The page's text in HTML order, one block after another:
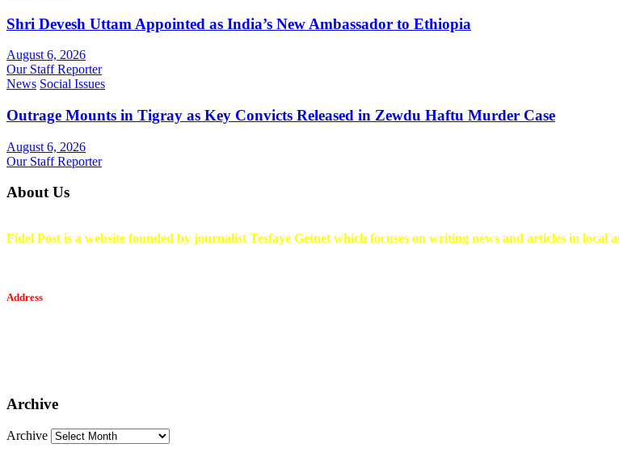
Shri Devesh Uttam Appointed as India’s New Ambassador to Ethiopia
August 6, 2026
Our Staff Reporter
News Social Issues
Outrage Mounts in Tigray as Key Convicts Released in Zewdu Haftu Murder Case
August 6, 2026
Our Staff Reporter
About Us
Fidel Post is a website founded by journalist Tesfaye Getnet which focuses on writing news and articles in local
Address
Archive
Archive